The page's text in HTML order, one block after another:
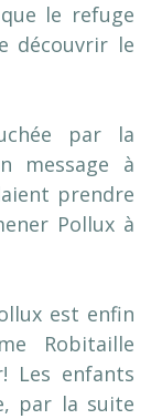
le refuge
découvrir le
par la
message à
prendre
Pollux à
est enfin
Robitaille
Les enfants
par la suite